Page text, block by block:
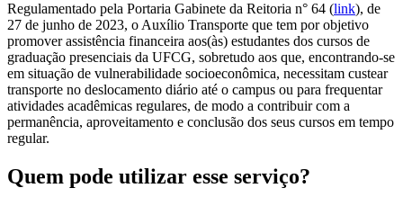
Regulamentado pela Portaria Gabinete da Reitoria n° 64 (link), de
27 de junho de 2023, o Auxílio Transporte que tem por objetivo
promover assistência financeira aos(às) estudantes dos cursos de
graduação presenciais da UFCG, sobretudo aos que, encontrando-se
em situação de vulnerabilidade socioeconômica, necessitam custear
transporte no deslocamento diário até o campus ou para frequentar
atividades acadêmicas regulares, de modo a contribuir com a
permanência, aproveitamento e conclusão dos seus cursos em tempo
regular.
Quem pode utilizar esse serviço?